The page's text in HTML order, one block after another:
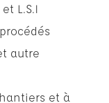
L.S.I
autre
et à